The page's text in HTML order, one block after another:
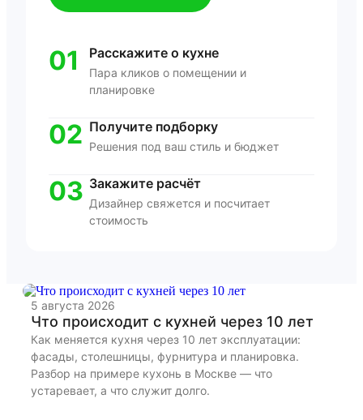
01 Расскажите о кухне
Пара кликов о помещении и
планировке
02 Получите подборку
Решения под ваш стиль и бюджет
03 Закажите расчёт
Дизайнер свяжется и посчитает
стоимость
5 августа 2026
Что происходит с кухней через 10 лет
Как меняется кухня через 10 лет эксплуатации:
фасады, столешницы, фурнитура и планировка.
Разбор на примере кухонь в Москве — что
устаревает, а что служит долго.